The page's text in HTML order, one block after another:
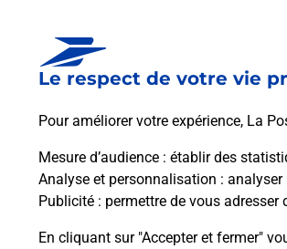
Le respect de votre vie
Pour améliorer votre expérience, La
Mesure d’audience : établir des
Analyse et personnalisation :
Publicité : permettre de vous adresser
En cliquant sur "Accepter et fermer"
La téléassistance classique
Comment fonctionne la
Comment est installée la